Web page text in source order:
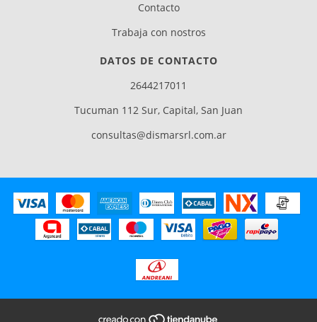
Contacto
Trabaja con nostros
DATOS DE CONTACTO
2644217011
Tucuman 112 Sur, Capital, San Juan
consultas@dismarsrl.com.ar